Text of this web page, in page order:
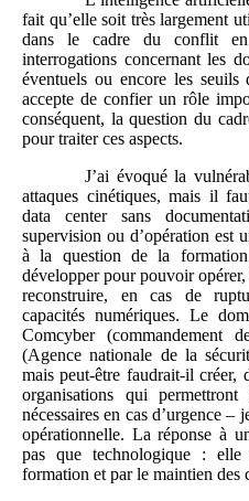
fait qu’elle soit très largement
dans le cadre du conflit
interrogations concernant les
éventuels ou encore les seuils
accepte de confier un rôle
conséquent, la question du
pour traiter ces aspects.
J’ai évoqué la
attaques cinétiques, mais il
data center sans
supervision ou d’opération est
à la question de la
développer pour pouvoir
reconstruire, en cas de
capacités numériques. Le
Comcyber (commandement
(Agence nationale de la
mais peut-être faudrait-il créer,
organisations qui
nécessaires en cas d’urgence –
opérationnelle. La réponse à
pas que technologique :
formation et par le maintien des